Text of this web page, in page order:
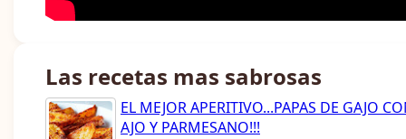
Las recetas mas sabrosas
EL MEJOR APERITIVO...PAPAS DE GAJO
AJO Y PARMESANO!!!